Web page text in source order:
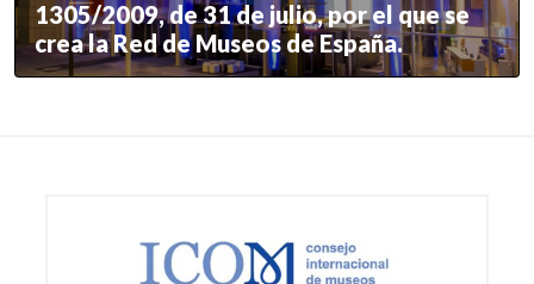
1305/2009, de 31 de julio, por el que se
crea la Red de Museos de España.